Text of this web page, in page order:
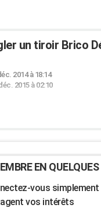
un tiroir Brico
2014 à 18:14
2015 à 02:10
EN
vous simplement
vos intérêts